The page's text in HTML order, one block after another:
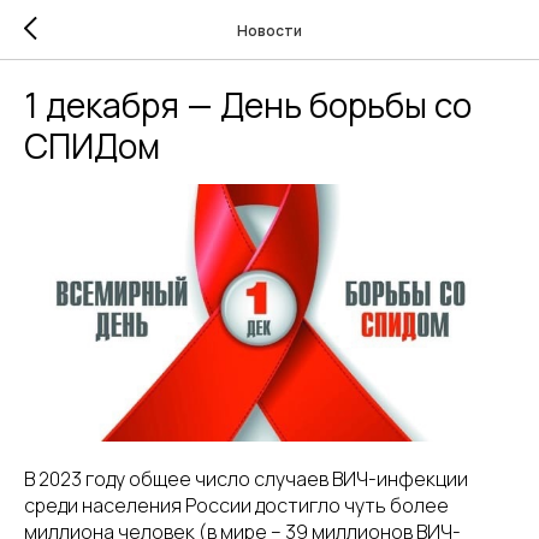
Новости
1 декабря — День борьбы со
СПИДом
В 2023 году общее число случаев ВИЧ-инфекции
среди населения России достигло чуть более
миллиона человек (в мире – 39 миллионов ВИЧ-